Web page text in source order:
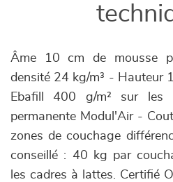
Âme 10 cm de mousse
densité 24 kg/m³ - Hauteur
Ebafill 400 g/m² sur les
permanente Modul'Air -
zones de couchage
conseillé : 40 kg par
les cadres à lattes. Certifié